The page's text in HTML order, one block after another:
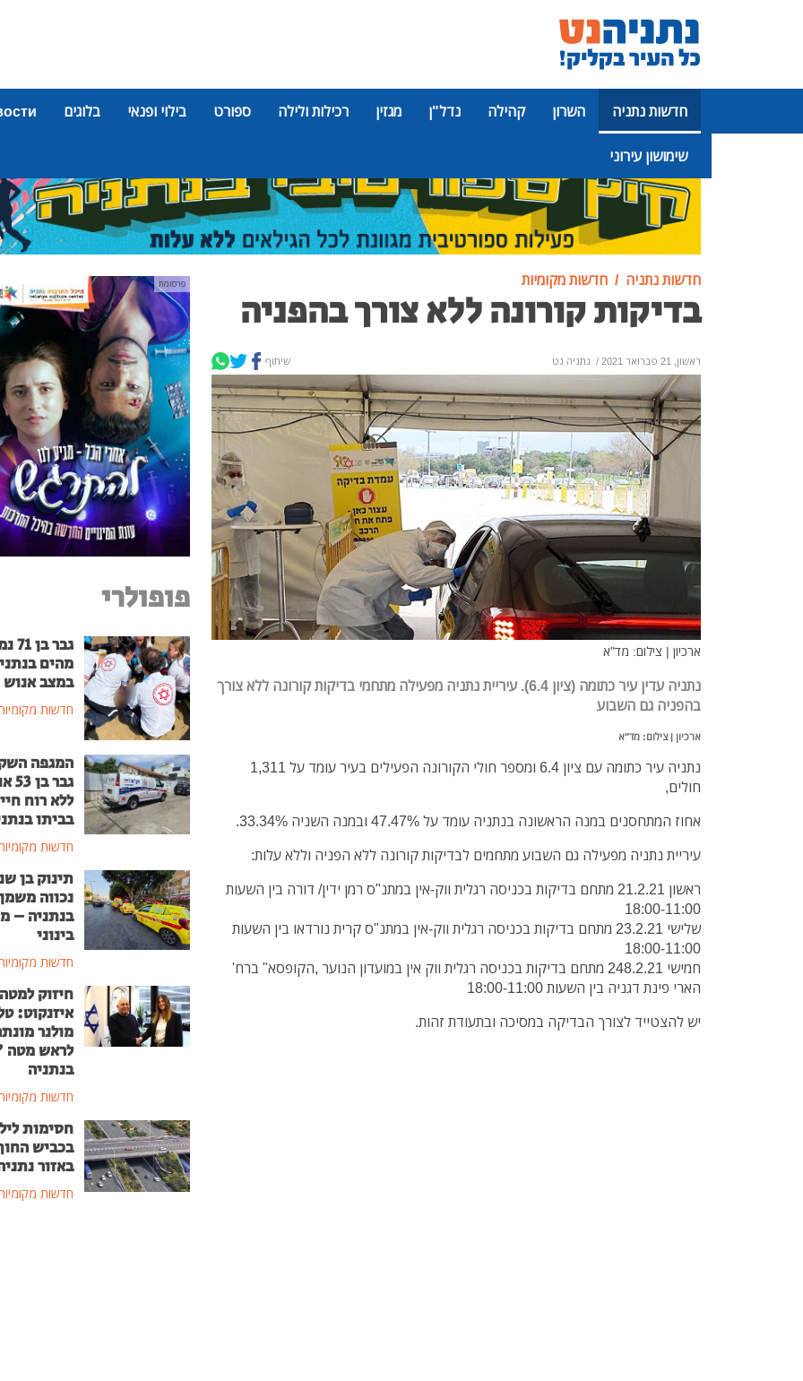
חדשות נתניה השרון קהילה נדל"ן מגזין רכילות ולילה ספורט בילוי ופנאי בלוגים
שימושון עירוני
פרסומת
חדשות נתניה חדשות מקומיות
בדיקות קורונה ללא צורך בהפניה
ראשון, 21 פברואר 2021 / נתניה נט שיתוף
ארכיון | צילום: מד"א
נתניה עדין עיר כתומה (ציון 6.4). עיריית נתניה מפעילה מתחמי בדיקות קורונה ללא צורך
בהפניה גם השבוע
ארכיון | צילום: מד"א
נתניה עיר כתומה עם ציון 6.4 ומספר חולי הקורונה הפעילים בעיר עומד על 1,311
חולים,
אחוז המתחסנים במנה הראשונה בנתניה עומד על 47.47% ובמנה השניה 33.34%.
עיריית נתניה מפעילה גם השבוע מתחמים לבדיקות קורונה ללא הפניה וללא עלות:
ראשון 21.2.21 מתחם בדיקות בכניסה רגלית ווק-אין במתנ"ס רמן ידין/ דורה בין השעות
18:00-11:00
שלישי 23.2.21 מתחם בדיקות בכניסה רגלית ווק-אין במתנ"ס קרית נורדאו בין השעות
18:00-11:00
חמישי 248.2.21 מתחם בדיקות בכניסה רגלית ווק אין במועדון הנוער ,הקופסא" ברח'
הארי פינת דגניה בין השעות 18:00-11:00
יש להצטייד לצורך הבדיקה במסיכה ובתעודת זהות.
פרסומת
פופולרי
גבר
מהים
במצב אנוש
חדשות
המגפה
גבר
ללא רוח
בביתו
חדשות
תינוק בן
נכווה
בנתניה –
בינוני
חדשות
חיזוק למטה
איזנקוט:
מולנר
לראש
בנתניה
חדשות
חסימות
בכביש
באזור
חדשות